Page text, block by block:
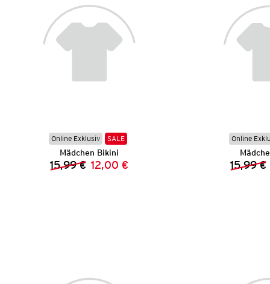
Online Exklusiv SALE
Mädchen Bikini
Vorheriger Preis:
15,99 € Neuer Preis:
12,00 €
Online
15,99 €